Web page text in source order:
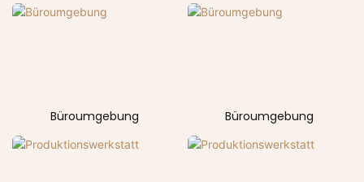
Büroumgebung Büroumgebung